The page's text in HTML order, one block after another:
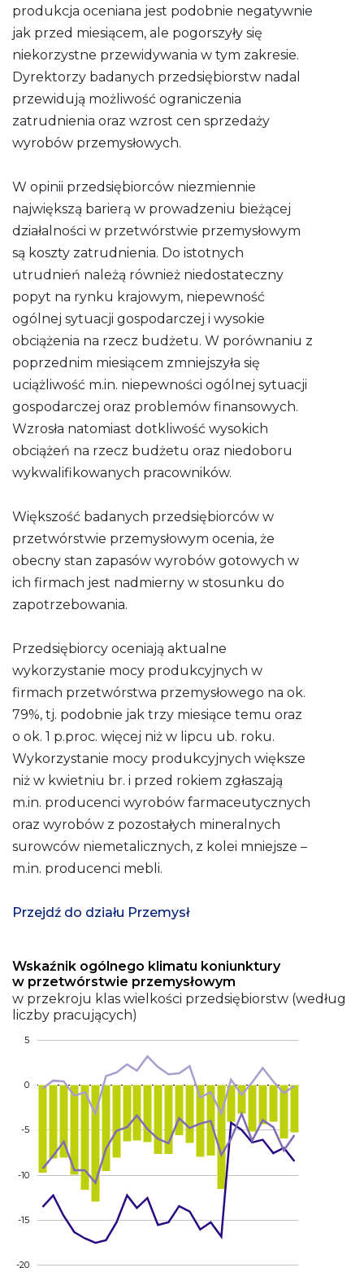
produkcja oceniana jest podobnie negatywnie
jak przed miesiącem, ale pogorszyły się
niekorzystne przewidywania w tym zakresie.
Dyrektorzy badanych przedsiębiorstw nadal
przewidują możliwość ograniczenia
zatrudnienia oraz wzrost cen sprzedaży
wyrobów przemysłowych.
W opinii przedsiębiorców niezmiennie
największą barierą w prowadzeniu bieżącej
działalności w przetwórstwie przemysłowym
są koszty zatrudnienia. Do istotnych
utrudnień należą również niedostateczny
popyt na rynku krajowym, niepewność
ogólnej sytuacji gospodarczej i wysokie
obciążenia na rzecz budżetu. W porównaniu z
poprzednim miesiącem zmniejszyła się
uciążliwość m.in. niepewności ogólnej sytuacji
gospodarczej oraz problemów finansowych.
Wzrosła natomiast dotkliwość wysokich
obciążeń na rzecz budżetu oraz niedoboru
wykwalifikowanych pracowników.
Większość badanych przedsiębiorców w
przetwórstwie przemysłowym ocenia, że
obecny stan zapasów wyrobów gotowych w
ich firmach jest nadmierny w stosunku do
zapotrzebowania.
Przedsiębiorcy oceniają aktualne
wykorzystanie mocy produkcyjnych w
firmach przetwórstwa przemysłowego na ok.
79%, tj. podobnie jak trzy miesiące temu oraz
o ok. 1 p.proc. więcej niż w lipcu ub. roku.
Wykorzystanie mocy produkcyjnych większe
niż w kwietniu br. i przed rokiem zgłaszają
m.in. producenci wyrobów farmaceutycznych
oraz wyrobów z pozostałych mineralnych
surowców niemetalicznych, z kolei mniejsze –
m.in. producenci mebli.
Przejdź do działu Przemysł
Wskaźnik ogólnego klimatu koniunktury
w przetwórstwie przemysłowym
w przekroju klas wielkości przedsiębiorstw (według
liczby pracujących)
-20
-15
-10
-5
0
5